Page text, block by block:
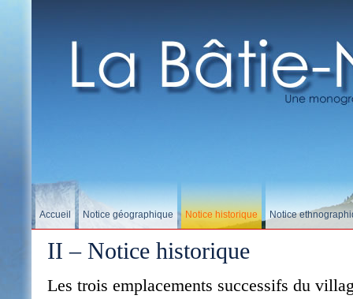
Accueil Notice géographique Notice historique Notice
II – Notice historique
Les trois emplacements successifs du